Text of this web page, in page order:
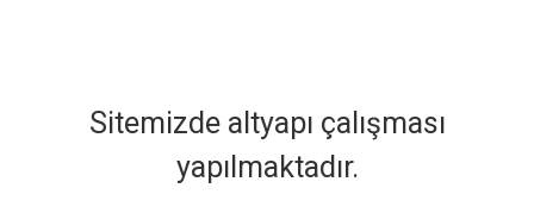
Sitemizde altyapı çalışması
yapılmaktadır.